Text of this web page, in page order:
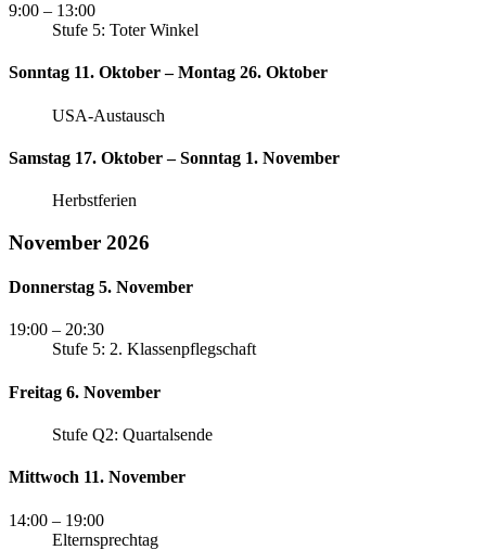
9:00 – 13:00
Stufe 5: Toter Winkel
Sonntag 11. Oktober – Montag 26. Oktober
USA-Austausch
Samstag 17. Oktober – Sonntag 1. November
Herbstferien
November 2026
Donnerstag 5. November
19:00 – 20:30
Stufe 5: 2. Klassenpflegschaft
Freitag 6. November
Stufe Q2: Quartalsende
Mittwoch 11. November
14:00 – 19:00
Elternsprechtag